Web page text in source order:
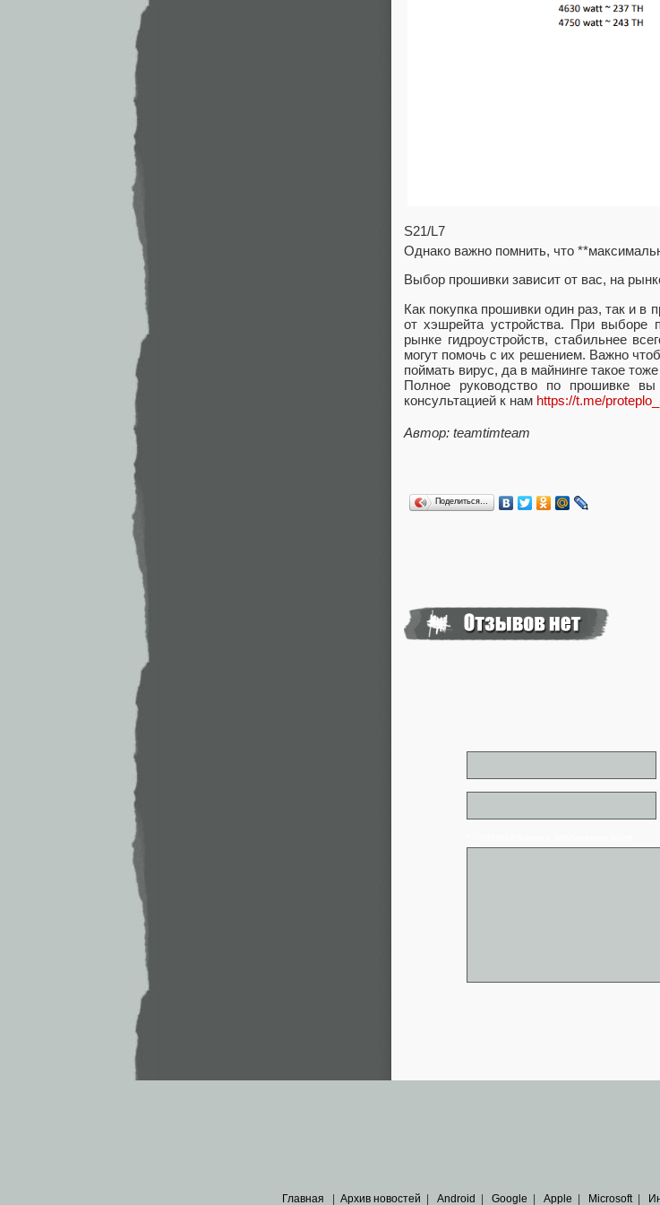
S21/L7
Однако важно помнить, что
Выбор прошивки зависит от вас, на
Как покупка прошивки один раз, так и
от хэшрейта устройства. При выборе
рынке гидроустройств, стабильнее
могут помочь с их решением. Важно
поймать вирус, да в майнинге такое
Полное руководство по прошивке
консультацией к нам https://t.me/
Автор: teamtimteam
Поделиться…
Главная Архив новостей Android Google Apple Microsoft|